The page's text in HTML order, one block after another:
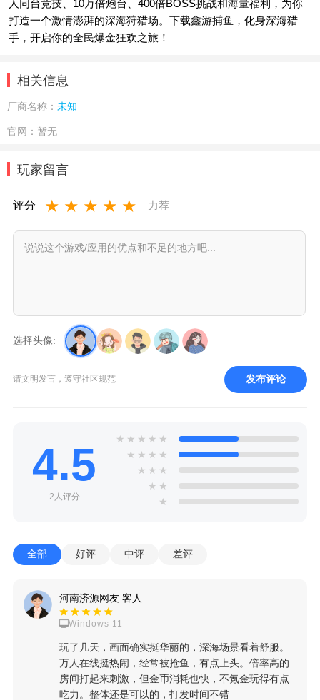
人同台竞技、10万倍炮台、400倍BOSS挑战和海量福利，为你
打造一个激情澎湃的深海狩猎场。下载鑫游捕鱼，化身深海猎
手，开启你的全民爆金狂欢之旅！
相关信息
厂商名称： 未知
官网： 暂无
玩家留言
评分 ★ ★ ★ ★ ★ 力荐
选择头像:
请文明发言，遵守社区规范 发布评论
4.5
2人评分
★ ★ ★ ★ ★
★ ★ ★ ★
★ ★ ★
★ ★
★
全部 好评 中评 差评
河南济源网友 客人
Windows 11
玩了几天，画面确实挺华丽的，深海场景看着舒服。
万人在线挺热闹，经常被抢鱼，有点上头。倍率高的
房间打起来刺激，但金币消耗也快，不氪金玩得有点
吃力。整体还是可以的，打发时间不错